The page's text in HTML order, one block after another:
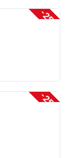
-25 %
-25 %